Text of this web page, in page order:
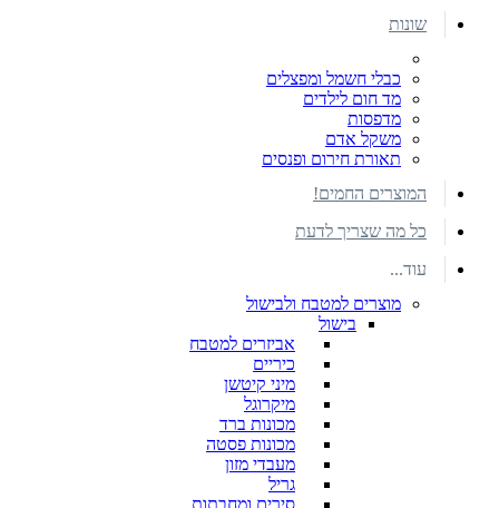
שונות
כבלי חשמל ומפצלים
מד חום לילדים
מדפסות
משקל אדם
תאורת חירום ופנסים
המוצרים החמים!
כל מה שצריך לדעת
עוד...
מוצרים למטבח ולבישול
בישול
אביזרים למטבח
כיריים
מיני קיטשן
מיקרוגל
מכונות ברד
מכונות פסטה
מעבדי מזון
גריל
סירים ומחבתות